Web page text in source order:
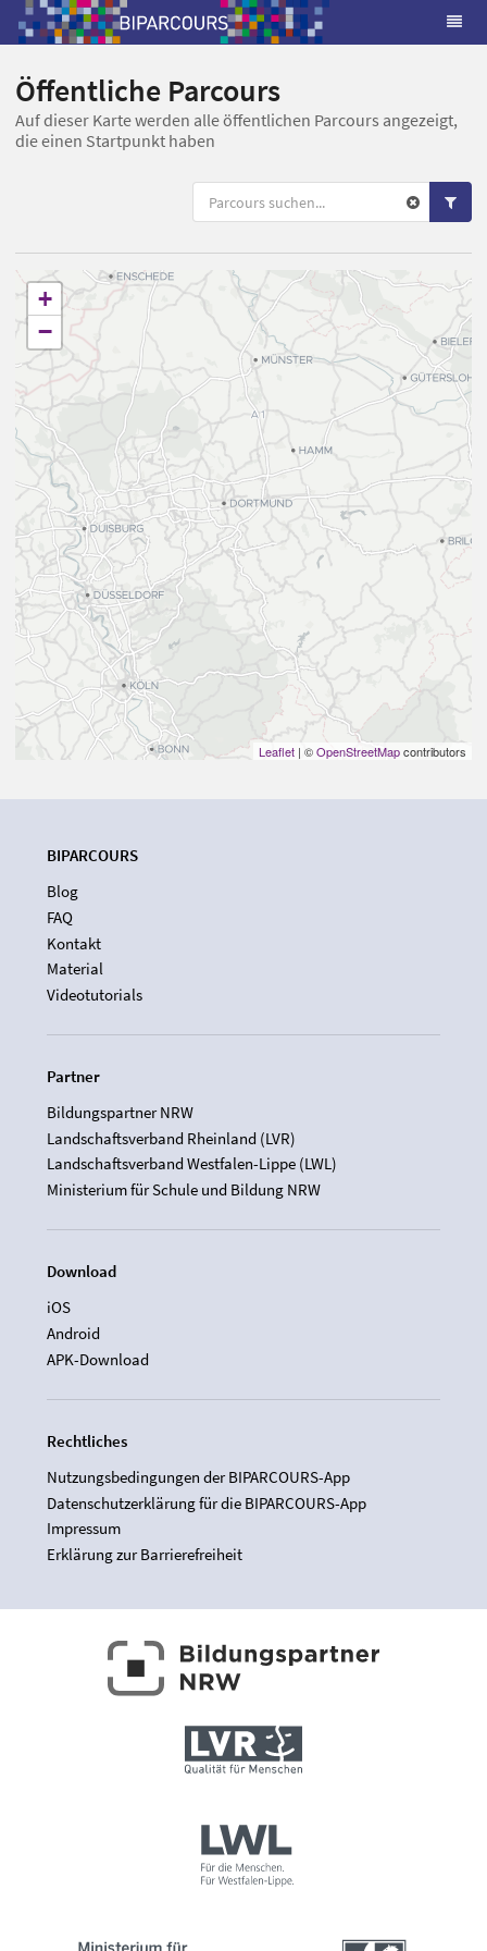
Öffentliche Parcours
Auf dieser Karte werden alle öffentlichen Parcours angezeigt,
die einen Startpunkt haben
+
−
Leaflet | ©OpenStreetMapcontributors
BIPARCOURS
Blog
FAQ
Kontakt
Material
Videotutorials
Partner
Bildungspartner NRW
Landschaftsverband Rheinland (LVR)
Landschaftsverband Westfalen-Lippe (LWL)
Ministerium für Schule und Bildung NRW
Download
iOS
Android
APK-Download
Rechtliches
Nutzungsbedingungen der BIPARCOURS-App
Datenschutzerklärung für die BIPARCOURS-App
Impressum
Erklärung zur Barrierefreiheit